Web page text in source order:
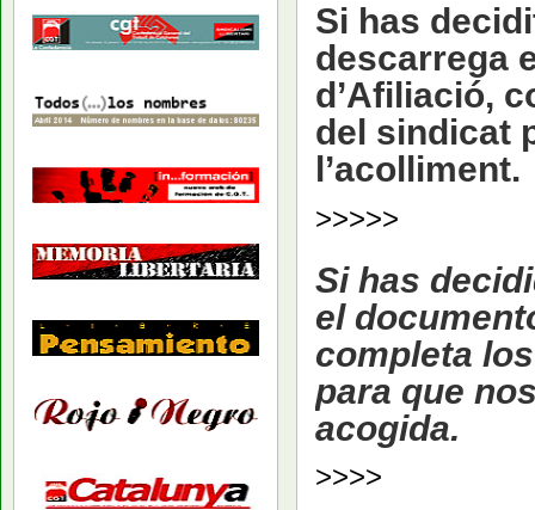
Si has
descarrega
d’Afiliació,
del sindicat
l’acolliment.
>>>>>
Si has
el
completa
para que
acogida.
>>>>